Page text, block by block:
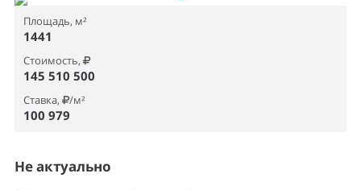
Площадь, м²
1441
Стоимость,
145 510 500
Ставка, /м²
100 979
Не актуально